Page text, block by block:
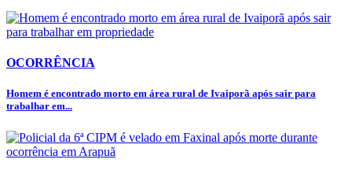
OCORRÊNCIA
Homem é encontrado morto em área rural de Ivaiporã após sair para
trabalhar em...